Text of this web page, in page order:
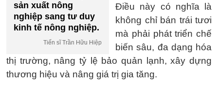
sản xuất nông
nghiệp sang tư duy
kinh tế nông nghiệp.
Tiến sĩ Trần Hữu Hiệp
Điều này có nghĩa là
không chỉ bán trái tươi
mà phải phát triển chế
biến sâu, đa dạng hóa
thị trường, nâng tỷ lệ bảo quản lạnh, xây dựng
thương hiệu và nâng giá trị gia tăng.